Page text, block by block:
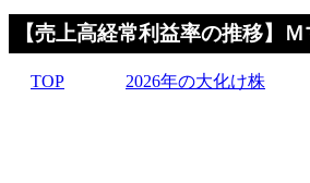
【売上高経常利益率の推移】
TOP 2026年の大化け株